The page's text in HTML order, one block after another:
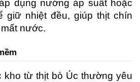
dụng nướng áp suất hoặc
giữ nhiệt đều, giúp thịt chín
nước.
kho từ thịt bò Úc thường yêu